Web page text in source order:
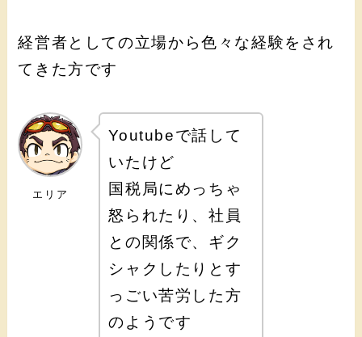
経営者としての立場から色々な経験をされ
てきた方です
エリア
Youtubeで話して
いたけど
国税局にめっちゃ
怒られたり、社員
との関係で、ギク
シャクしたりとす
っごい苦労した方
のようです